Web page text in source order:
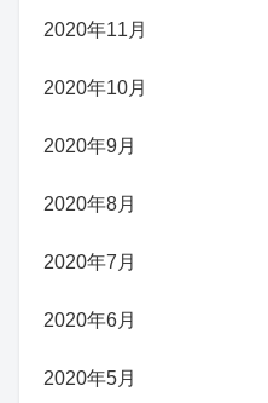
2020年11月
2020年10月
2020年9月
2020年8月
2020年7月
2020年6月
2020年5月